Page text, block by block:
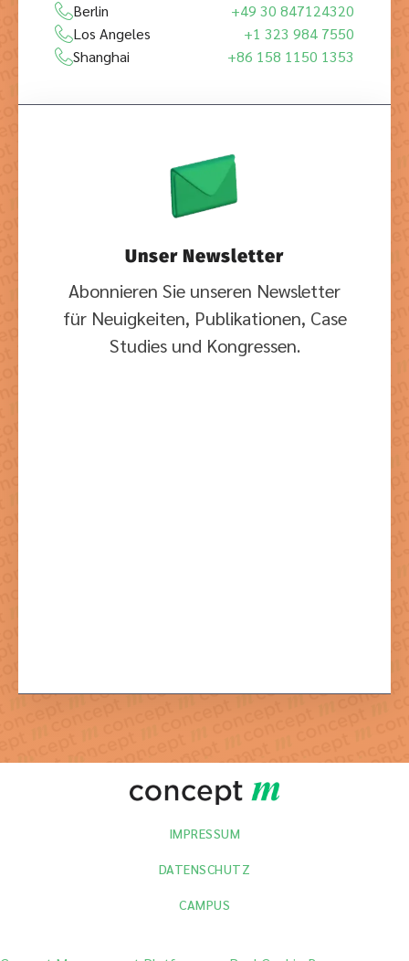
Berlin
+49 30 847124320
Los Angeles
+1 323 984 7550
Shanghai
+86 158 1150 1353
Unser Newsletter
Abonnieren Sie unseren Newsletter
für Neuigkeiten, Publikationen, Case
Studies und Kongressen.
IMPRESSUM
DATENSCHUTZ
CAMPUS